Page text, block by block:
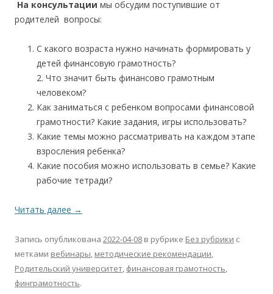
На консультации мы обсудим поступившие от
родителей вопросы:
С какого возраста нужно начинать формировать у
детей финансовую грамотность?
2. Что значит быть финансово грамотным
человеком?
Как заниматься с ребенком вопросами финансовой
грамотности? Какие задания, игры использовать?
Какие темы можно рассматривать на каждом этапе
взросления ребенка?
Какие пособия можно использовать в семье? Какие
рабочие тетради?
Читать далее →
Запись опубликована 2022-04-08 в рубрике Без рубрики с
метками вебинары, методические рекомендации,
Родительский университет, финансовая грамотность,
финграмотность.